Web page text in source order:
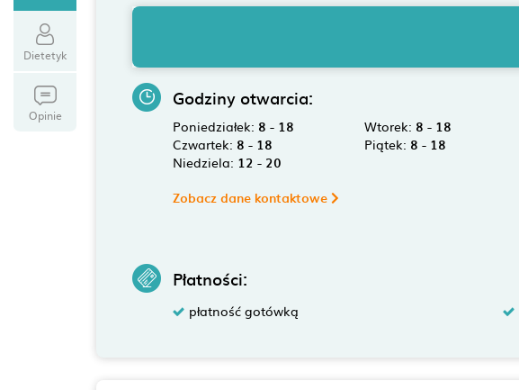
Dietetyk
Opinie
Godziny otwarcia:
Poniedziałek: 8 - 18 Wtorek: 8 - 18
Czwartek: 8 - 18 Piątek: 8 - 18
Niedziela: 12 - 20
Zobacz dane kontaktowe
Płatności:
płatność gotówką